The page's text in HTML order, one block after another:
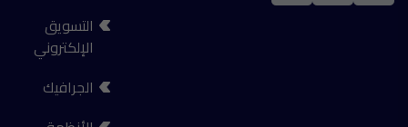
التسويق
الإلكتروني
الجرافيك